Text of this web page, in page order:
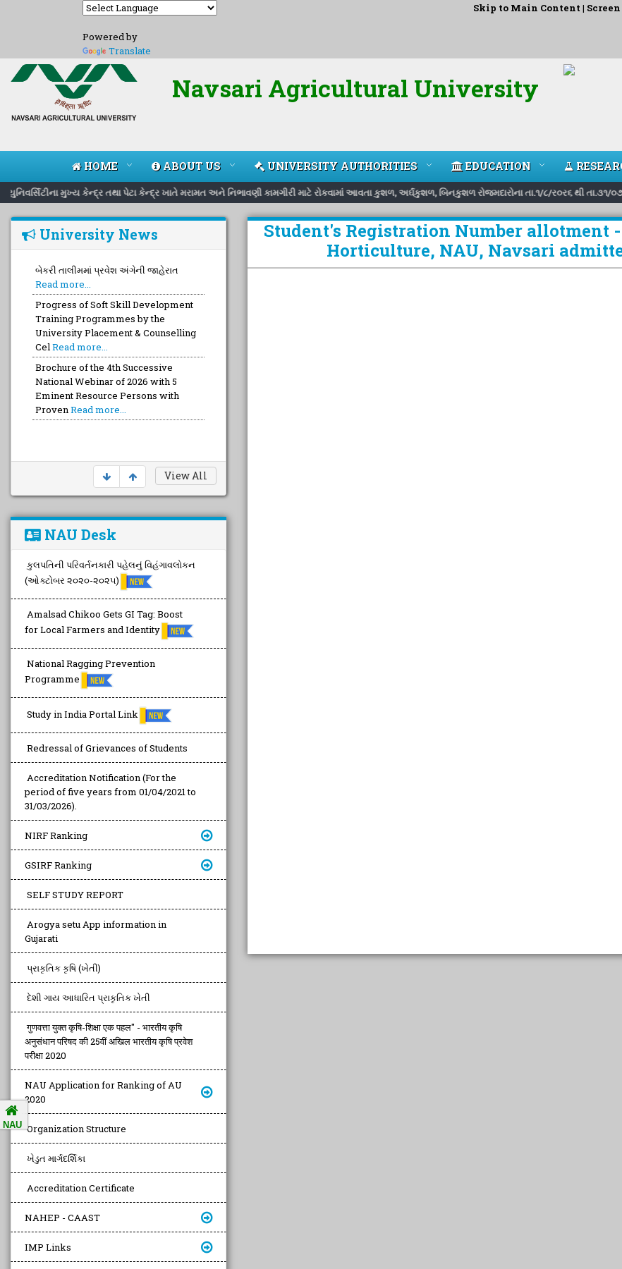
Powered by
Translate
Skip to Main Content |
Navsari Agricultural University
HOME ABOUT US UNIVERSITY AUTHORITIES EDUCATION
મુખ્ય કેન્દ્ર તથા પેટા કેન્દ્ર ખાતે મરામત અને નિભાવણી કામગીરી માટે રોકવામાં આવતા કુશળ, અર્ઘકુશળ, બિનકુશળ રોજમદારોના તા.૧/૮/ર૦ર૬ થી તા.૩૧/૦૭/
University News
બેકરી તાલીમમાં પ્રવેશ અંગેની જાહેરાત
Read more...
Progress of Soft Skill Development
Training Programmes by the
University Placement & Counselling
CelRead more...
Brochure of the 4th Successive
National Webinar of 2026 with 5
Eminent Resource Persons with
ProvenRead more...
View All
NAU Desk
કુલપતિની પરિવર્તનકારી પહેલનું વિહંગાવલોકન
(ઓક્ટોબર ૨૦૨૦-૨૦૨૫)
Amalsad Chikoo Gets GI Tag: Boost
for Local Farmers and Identity
National Ragging Prevention
Programme
Study in India Portal Link
Redressal of Grievances of Students
Accreditation Notification (For the
period of five years from 01/04/2021 to
31/03/2026).
NIRF Ranking
GSIRF Ranking
SELF STUDY REPORT
Arogya setu App information in
Gujarati
પ્રાકૃતિક કૃષિ (ખેતી)
દેશી ગાય આધારિત પ્રાકૃતિક ખેતી
गुणवत्ता युक्त कृषि-शिक्षा एक पहल" - भारतीय कृषि
अनुसंधान परिषद की 25वीं अखिल भारतीय कृषि प्रवेश
परीक्षा 2020
NAU Application for Ranking of AU
2020
Organization Structure
ખેડુત માર્ગદર્શિકા
Accreditation Certificate
NAHEP - CAAST
IMP Links
Student's Registration Number
Horticulture, NAU, Navsari
NAU